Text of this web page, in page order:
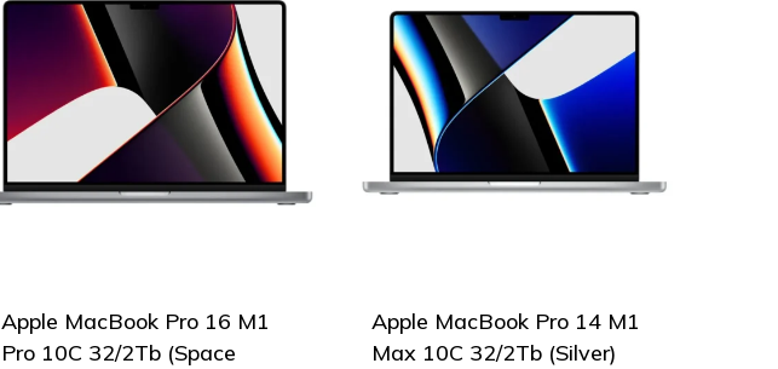
Apple MacBook Pro 16 M1
Pro 10C 32/2Tb (Space
Apple MacBook Pro 14 M1
Max 10С 32/2Tb (Silver)